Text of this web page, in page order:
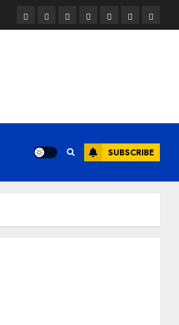
SUBSCRIBE